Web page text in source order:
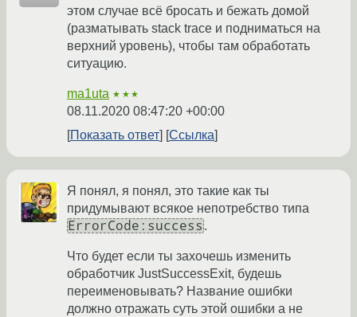
этом случае всё бросать и бежать домой
(разматывать stack trace и подниматься на
верхний уровень), чтобы там обработать
ситуацию.
ma1uta ★★★
08.11.2020 08:47:20 +00:00
Показать ответ
Ссылка
Я понял, я понял, это такие как ты
придумывают всякое непотребство типа
ErrorCode:success .
Что будет если ты захочешь изменить
обработчик JustSuccessExit, будешь
переименовывать? Название ошибки
должно отражать суть этой ошибки а не